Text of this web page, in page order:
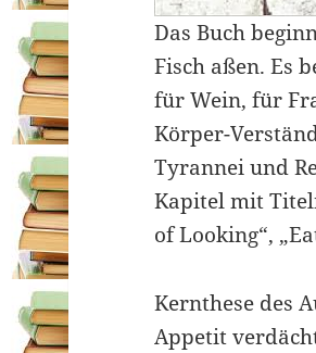
Das Buch
Fisch aßen. Es
für Wein, für
Körper-
Tyrannei und
Kapitel mit
of Looking“,
Kernthese des
Appetit